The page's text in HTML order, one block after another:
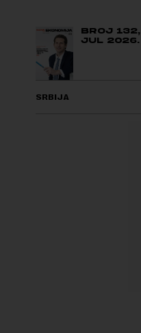
BROJ 132,
JUL 2026.
SRBIJA